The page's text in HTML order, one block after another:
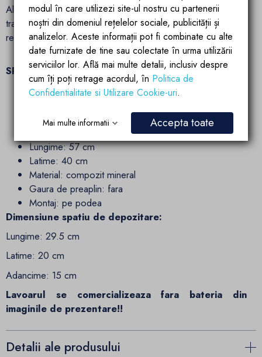
Alege lavoarul stativ Vizini de la Ego Interiors pentru a
transforma baia ta intr-un spatiu elegant, functional si durabil,
reflectand stilul tau unic si atentia la detalii.
SPECIFICATII TEHNICE:
Culoare: Gri concrete
Lungime: 57 cm
Latime: 40 cm
Material: compozit mineral
Gaura de preaplin: fara
Montaj: pe podea
Dimensiune spatiu de depozitare:
Lungime: 29.5 cm
Latime: 20 cm
Adancime: 15 cm
Lavoarul se comercializeaza fara bateria din
imaginile de prezentare!!
Detalii ale produsului
modul în care utilizezi site-ul nostru cu partenerii
noștri din domeniul rețelelor sociale, publicității și
analizelor. Aceste informații pot fi combinate cu alte
date furnizate de tine sau colectate în urma utilizării
serviciilor lor. Află mai multe detalii, inclusiv despre
cum îți poți retrage acordul, în Politica de
Confidentialitate si Utilizare Cookie-uri.
Mai multe informatii Accepta toate